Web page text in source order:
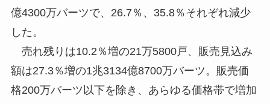
億4300万バーツで、26.7％、35.8％それぞれ減少
した。
売れ残りは10.2％増の21万5800戸、販売見込み
額は27.3％増の1兆3134億8700万バーツ。販売価
格200万バーツ以下を除き、あらゆる価格帯で増加